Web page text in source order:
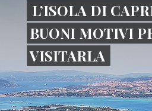
L’ISOLA DI
BUONI MOTIVI
VISITARLA